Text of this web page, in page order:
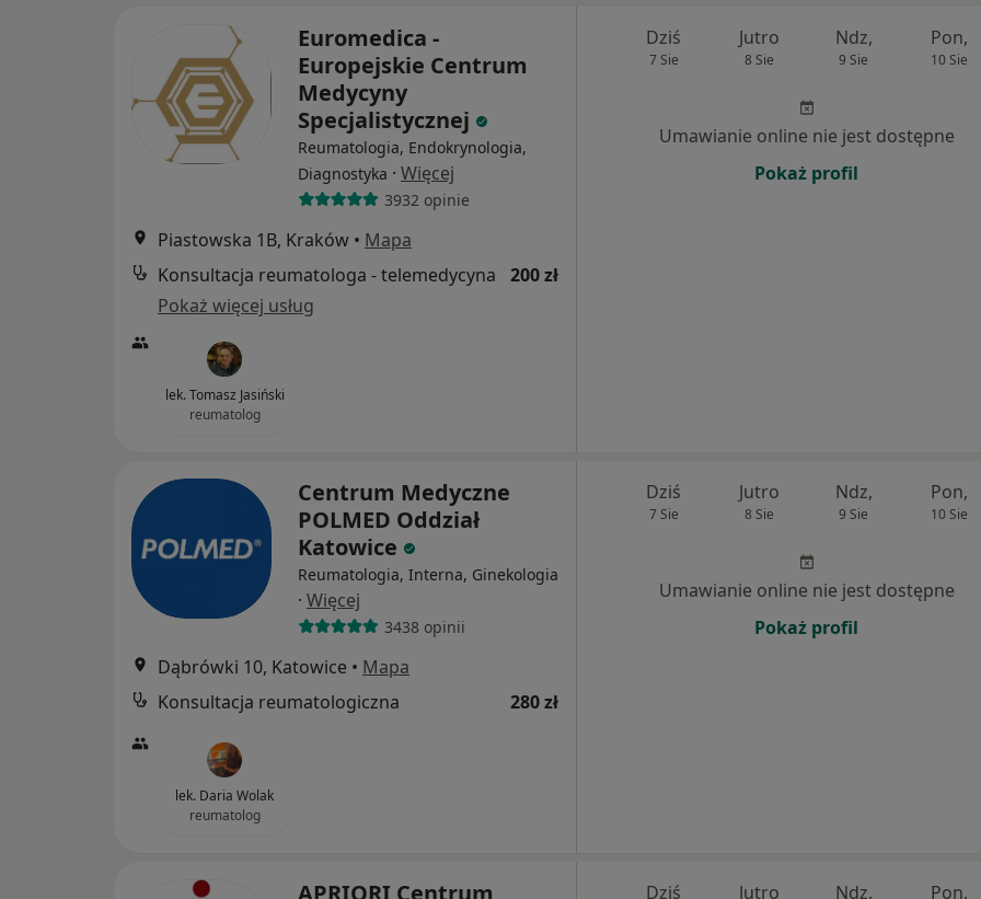
Euromedica -
Europejskie Centrum
Medycyny
Specjalistycznej
Reumatologia, Endokrynologia,
Diagnostyka · Więcej
3932 opinie
Piastowska 1B, Kraków • Mapa
Konsultacja reumatologa - telemedycyna
200 zł
Pokaż więcej usług
lek. Tomasz Jasiński
reumatolog
Dziś
7 Sie
Jutro
8 Sie
Ndz,
9 Sie
Pon,
10 Sie
Umawianie online nie jest dostępne
Pokaż profil
Centrum Medyczne
POLMED Oddział
Katowice
Reumatologia, Interna, Ginekologia
· Więcej
3438 opinii
Dąbrówki 10, Katowice • Mapa
Konsultacja reumatologiczna
280 zł
lek. Daria Wolak
reumatolog
Dziś
7 Sie
Jutro
8 Sie
Ndz,
9 Sie
Pon,
10 Sie
Umawianie online nie jest dostępne
Pokaż profil
Dziś Jutro Ndz, Pon,